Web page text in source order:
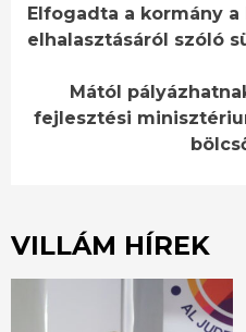
Reading
Elfogadta a kormány
elhalasztásáról szóló
Mától
fejlesztési
VILLÁM HÍREK